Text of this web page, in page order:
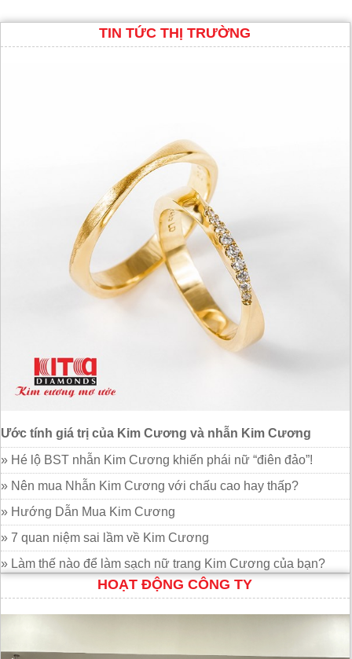
TIN TỨC THỊ TRƯỜNG
Ước tính giá trị của Kim Cương và nhẫn Kim Cương
» Hé lộ BST nhẫn Kim Cương khiến phái nữ “điên đảo”!
» Nên mua Nhẫn Kim Cương với chấu cao hay thấp?
» Hướng Dẫn Mua Kim Cương
» 7 quan niệm sai lầm về Kim Cương
» Làm thế nào để làm sạch nữ trang Kim Cương của bạn?
HOẠT ĐỘNG CÔNG TY